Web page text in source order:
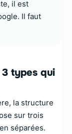
il est
Il faut
types qui
la structure
sur trois
séparées.